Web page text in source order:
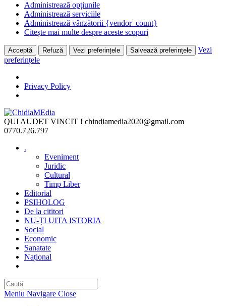
Administrează opțiunile
Administrează serviciile
Administrează vânzătorii {vendor_count}
Citește mai multe despre aceste scopuri
Acceptă Refuză Vezi preferințele Salvează preferințele
Vezi
preferințele
Privacy Policy
Skip
to
content
QUI AUDET VINCIT ! chindiamedia2020@gmail.com
0770.726.797
.
Eveniment
Juridic
Cultural
Timp Liber
Editorial
PSIHOLOG
De la cititori
NU-ȚI UITA ISTORIA
Social
Economic
Sanatate
Național
Meniu Navigare Close